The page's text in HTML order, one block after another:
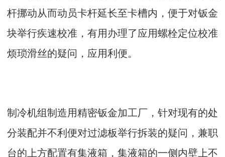
杆挪动从而动员卡杆延长至卡槽内，便于对钣金
块举行疾速校准，有用办理了应用螺栓定位校准
烦琐滑丝的疑问，应用利便。
制冷机组制造用精密钣金加工厂，针对现有的处
分装配并不利便对过滤板举行拆装的疑问，兼职
台的上方配置有集液箱，集液箱的一侧内壁上不